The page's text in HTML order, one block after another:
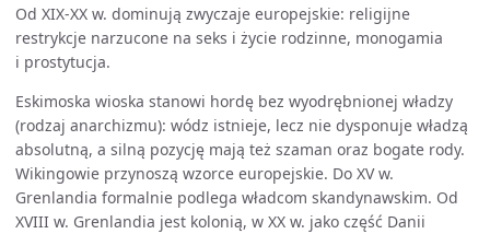
Od XIX-XX w. dominują zwyczaje europejskie: religijne
restrykcje narzucone na seks i życie rodzinne, monogamia
i prostytucja.
Eskimoska wioska stanowi hordę bez wyodrębnionej władzy
(rodzaj anarchizmu): wódz istnieje, lecz nie dysponuje władzą
absolutną, a silną pozycję mają też szaman oraz bogate rody.
Wikingowie przynoszą wzorce europejskie. Do XV w.
Grenlandia formalnie podlega władcom skandynawskim. Od
XVIII w. Grenlandia jest kolonią, w XX w. jako część Danii